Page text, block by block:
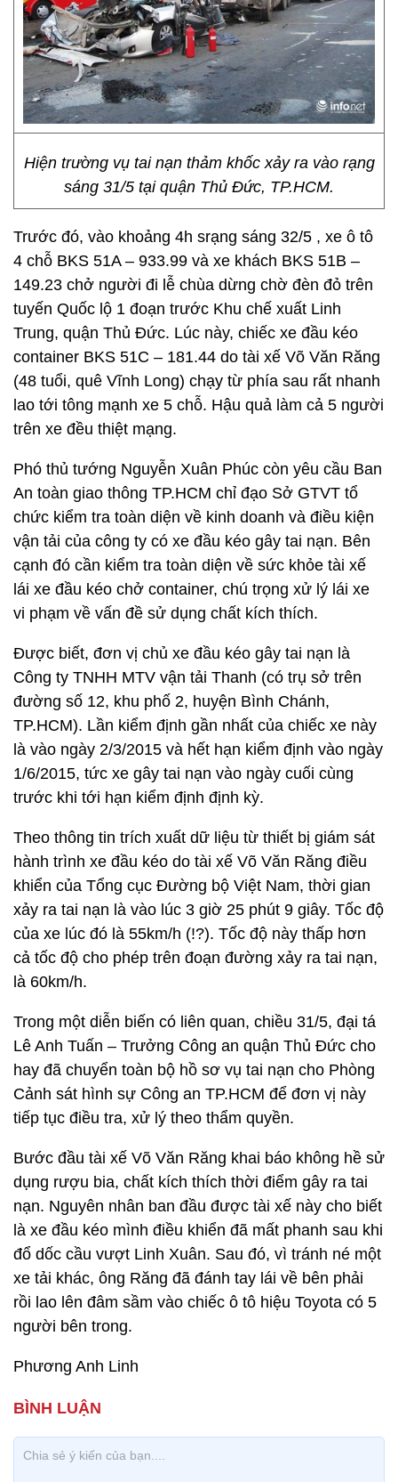
Hiện trường vụ tai nạn thảm khốc xảy ra vào rạng
sáng 31/5 tại quận Thủ Đức, TP.HCM.
Trước đó, vào khoảng 4h srạng sáng 32/5 , xe ô tô
4 chỗ BKS 51A – 933.99 và xe khách BKS 51B –
149.23 chở người đi lễ chùa dừng chờ đèn đỏ trên
tuyến Quốc lộ 1 đoạn trước Khu chế xuất Linh
Trung, quận Thủ Đức. Lúc này, chiếc xe đầu kéo
container BKS 51C – 181.44 do tài xế Võ Văn Răng
(48 tuổi, quê Vĩnh Long) chạy từ phía sau rất nhanh
lao tới tông mạnh xe 5 chỗ. Hậu quả làm cả 5 người
trên xe đều thiệt mạng.
Phó thủ tướng Nguyễn Xuân Phúc còn yêu cầu Ban
An toàn giao thông TP.HCM chỉ đạo Sở GTVT tổ
chức kiểm tra toàn diện về kinh doanh và điều kiện
vận tải của công ty có xe đầu kéo gây tai nạn. Bên
cạnh đó cần kiểm tra toàn diện về sức khỏe tài xế
lái xe đầu kéo chở container, chú trọng xử lý lái xe
vi phạm về vấn đề sử dụng chất kích thích.
Được biết, đơn vị chủ xe đầu kéo gây tai nạn là
Công ty TNHH MTV vận tải Thanh (có trụ sở trên
đường số 12, khu phố 2, huyện Bình Chánh,
TP.HCM). Lần kiểm định gần nhất của chiếc xe này
là vào ngày 2/3/2015 và hết hạn kiểm định vào ngày
1/6/2015, tức xe gây tai nạn vào ngày cuối cùng
trước khi tới hạn kiểm định định kỳ.
Theo thông tin trích xuất dữ liệu từ thiết bị giám sát
hành trình xe đầu kéo do tài xế Võ Văn Răng điều
khiển của Tổng cục Đường bộ Việt Nam, thời gian
xảy ra tai nạn là vào lúc 3 giờ 25 phút 9 giây. Tốc độ
của xe lúc đó là 55km/h (!?). Tốc độ này thấp hơn
cả tốc độ cho phép trên đoạn đường xảy ra tai nạn,
là 60km/h.
Trong một diễn biến có liên quan, chiều 31/5, đại tá
Lê Anh Tuấn – Trưởng Công an quận Thủ Đức cho
hay đã chuyển toàn bộ hồ sơ vụ tai nạn cho Phòng
Cảnh sát hình sự Công an TP.HCM để đơn vị này
tiếp tục điều tra, xử lý theo thẩm quyền.
Bước đầu tài xế Võ Văn Răng khai báo không hề sử
dụng rượu bia, chất kích thích thời điểm gây ra tai
nạn. Nguyên nhân ban đầu được tài xế này cho biết
là xe đầu kéo mình điều khiển đã mất phanh sau khi
đổ dốc cầu vượt Linh Xuân. Sau đó, vì tránh né một
xe tải khác, ông Răng đã đánh tay lái về bên phải
rồi lao lên đâm sầm vào chiếc ô tô hiệu Toyota có 5
người bên trong.
Phương Anh Linh